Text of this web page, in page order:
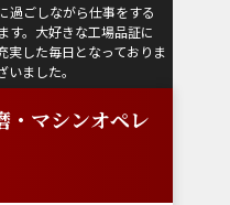
過ごしながら仕事をする
す。大好きな工場品証に
実した毎日となっておりま
ました。
・マシンオペレ